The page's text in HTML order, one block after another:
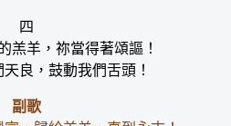
四
羔羊，祢當得著頌謳！
良，鼓動我們舌頭！
副歌